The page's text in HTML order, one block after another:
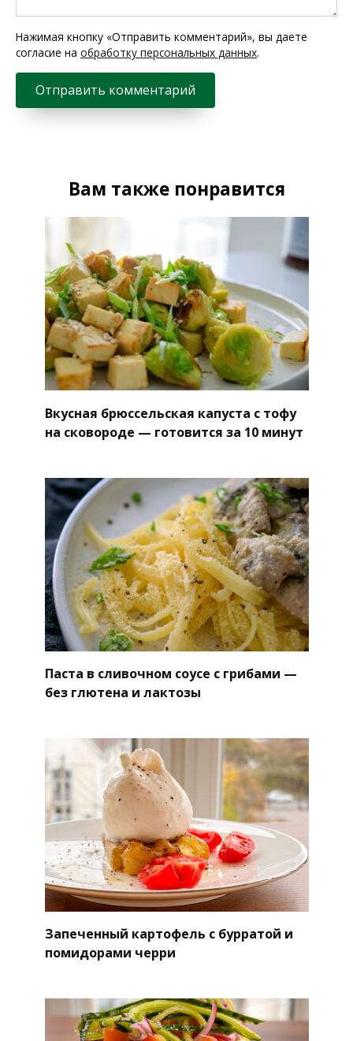
Нажимая кнопку «Отправить комментарий», вы даете
согласие на обработку персональных данных.
Вам также понравится
Вкусная брюссельская капуста с тофу
на сковороде — готовится за 10 минут
Паста в сливочном соусе с грибами —
без глютена и лактозы
Запеченный картофель с бурратой и
помидорами черри